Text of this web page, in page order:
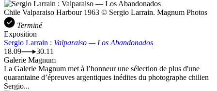
Chile Valparaiso Harbour 1963 © Sergio Larrain. Magnum Photos
Terminé
Exposition
Sergio Larrain : Valparaiso — Los Abandonados
18.09
30.11
Galerie Magnum
La Galerie Magnum met à l’honneur une sélection de plus d'une
quarantaine d’épreuves argentiques inédites du photographe chilien
Sergio...